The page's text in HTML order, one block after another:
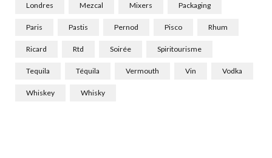
Londres Mezcal Mixers Packaging
Paris Pastis Pernod Pisco Rhum
Ricard Rtd Soirée Spiritourisme
Tequila Téquila Vermouth Vin Vodka
Whiskey Whisky